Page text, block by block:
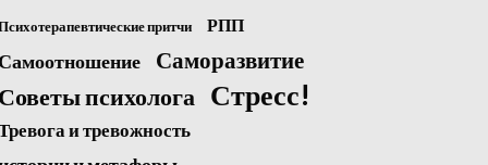
притчи РПП
Саморазвитие
психолога
Стресс!
и тревожность